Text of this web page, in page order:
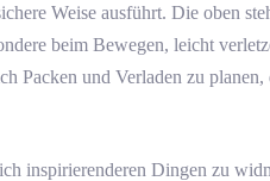
Weise ausführt. Die oben
beim Bewegen, leicht
Packen und Verladen zu planen,
inspirierenderen Dingen zu